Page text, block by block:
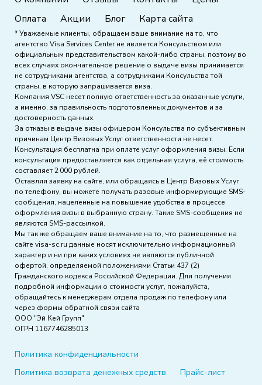
Оплата
Акции Блог Карта сайта
* Уважаемые клиенты, обращаем ваше внимание на то, что
агентство Visa Services Center не является Консульством или
официальным представительством какой-либо страны, поэтому во
всех случаях окончательное решение о выдаче визы принимается
не сотрудниками агентства, а сотрудниками Консульства той
страны, в которую запрашивается виза.
Компания VSC несет полную ответственность за оказанные услуги,
а именно, за правильность подготовленных документов и за
достоверность данных.
За отказы в выдаче визы офицером Консульства по субъективным
причинам Центр Визовых Услуг ответственности не несет.
Консультация бесплатна при оплате услуг оформления визы. Если
консультация предоставляется как отдельная услуга, её стоимость
составляет 2 000 рублей.
Оставляя заявку на сайте, или обращаясь в Центр Визовых Услуг
по телефону, вы можете получать разовые информирующие SMS-
сообщения, нацеленные на повышение удобства в процессе
оформления визы в выбранную страну. Такие SMS-сообщения не
являются SMS-рассылкой.
Мы так же обращаем ваше внимание на то, что размещенные на
сайте visa-sc.ru данные носят исключительно информационный
характер и ни при каких условиях не являются публичной
офертой, определяемой положениями Статьи 437 (2)
Гражданского кодекса Российской Федерации. Для получения
подробной информации о стоимости услуг, пожалуйста,
обращайтесь к менеджерам отдела продаж по телефону или
через формы обратной связи сайта
ООО "Эй Кей Групп"
ОГРН 1167746285013
Политика конфиденциальности
Политика возврата денежных средств
Прайс-лист